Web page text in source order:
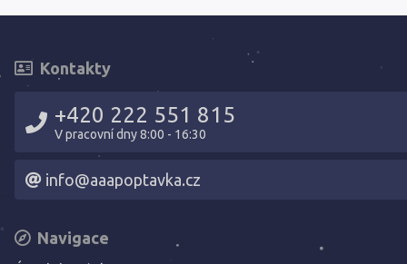
Kontakty
+420 222 551 815
V pracovní dny 8:00 - 16:30
info@aaapoptavka.cz
Navigace